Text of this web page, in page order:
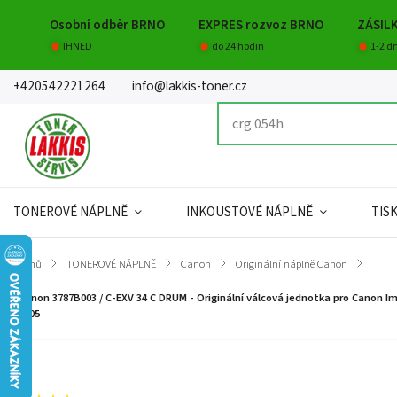
Osobní odběr BRNO EXPRES rozvoz BRNO
IHNED do 24 hodin 1-2
+420542221264 info@lakkis-toner.cz
TONEROVÉ NÁPLNĚ INKOUSTOVÉ NÁPLNĚ
Domů / TONEROVÉ NÁPLNĚ / Canon / Originální náplně Canon /
Canon 3787B003 / C-EXV 34 C DRUM - Originální válcová jednotka pro Canon
2105
Značka: